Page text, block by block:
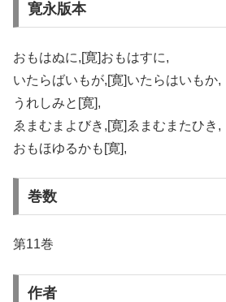
寛永版本
おもはぬに,[寛]おもはすに,
いたらばいもが,[寛]いたらはいもか,
うれしみと[寛],
ゑまむまよびき,[寛]ゑまむまたひき,
おもほゆるかも[寛],
巻数
第11巻
作者